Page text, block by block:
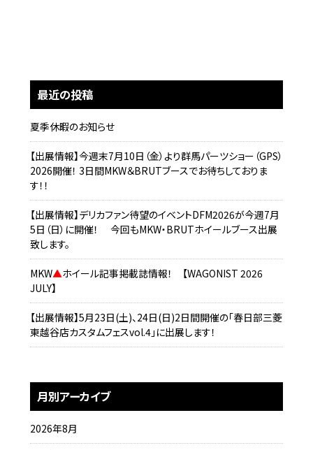
最近の投稿
夏季休暇のお知らせ
【出展情報】今週末7月10日（金）より群馬パーツショー（GPS）
2026開催！ 3日間MKW＆BRUTブースでお待ちしておりま
す！！
【出展情報】デリカファン待望のイベントDFM2026が今週7月
5日（日）に開催！ 今回もMKW・BRUTホイールブース出展
致します。
MKW▲ホイール記事掲載誌情報！ 【WAGONIST 2026
JULY】
【出展情報】5月23日(土)、24日(日)2日間開催の「春日部三菱
東越谷店カスタムフェスvol.4」に出展します！
月別アーカイブ
2026年8月